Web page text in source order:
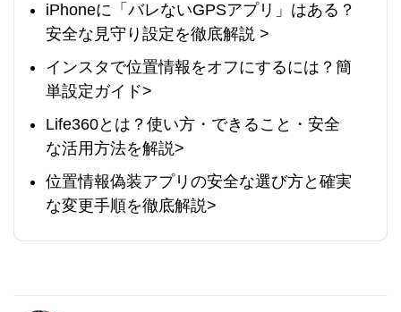
iPhoneに「バレないGPSアプリ」はある？
安全な見守り設定を徹底解説 >
インスタで位置情報をオフにするには？簡
単設定ガイド>
Life360とは？使い方・できること・安全
な活用方法を解説>
位置情報偽装アプリの安全な選び方と確実
な変更手順を徹底解説>